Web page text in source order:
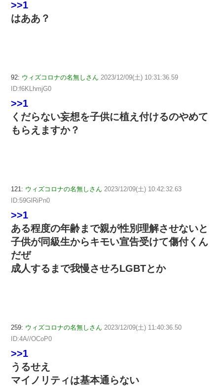
>>1
はああ？
92: ウィズコロナの名無しさん 2023/12/09(土) 10:31:36.59
ID:f6KLhmjG0
>>1
くだらない妄想を子供に植え付けるのやめて
もらえますか？
121: ウィズコロナの名無しさん 2023/12/09(土) 10:42:32.63
ID:59GlRiPn0
>>1
ある程度の年齢まで親が性別理解させないと
子供が同級生からキモい宣告受けて傷付くん
だぜ
成人するまで我慢させろLGBTとか
259: ウィズコロナの名無しさん 2023/12/09(土) 11:40:36.50
ID:4A//OCoP0
>>1
うるせえ
マイノリティは基本通らない